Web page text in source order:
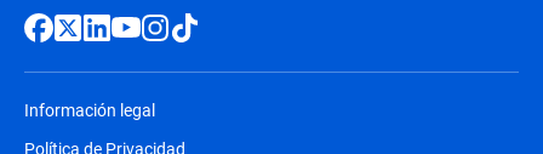
Información legal
Política de Privacidad